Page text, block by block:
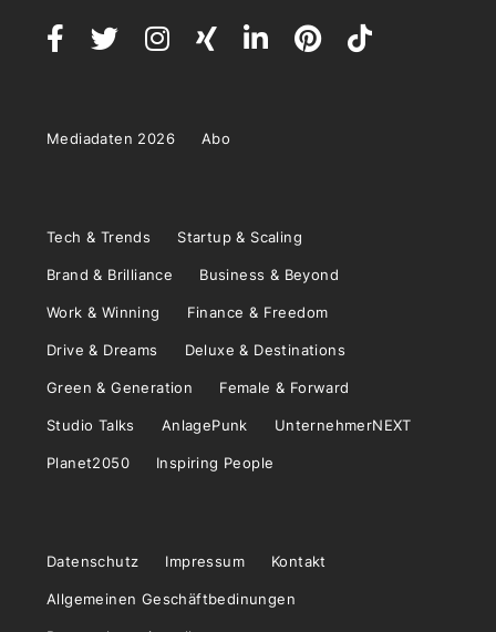
Mediadaten 2026 Abo
Tech & Trends Startup & Scaling
Brand & Brilliance Business & Beyond
Work & Winning Finance & Freedom
Drive & Dreams Deluxe & Destinations
Green & Generation Female & Forward
Studio Talks AnlagePunk UnternehmerNEXT
Planet2050 Inspiring People
Datenschutz Impressum Kontakt
Allgemeinen Geschäftbedinungen